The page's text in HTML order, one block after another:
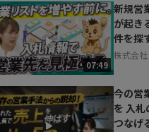
07:49
新規営
が起き
件を探
株式会
今の営
を 入
つなげ